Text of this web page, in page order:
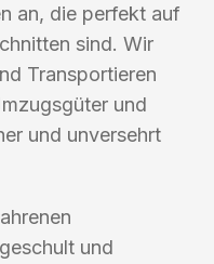
an, die perfekt auf
sind. Wir
Transportieren
und
und unversehrt
und